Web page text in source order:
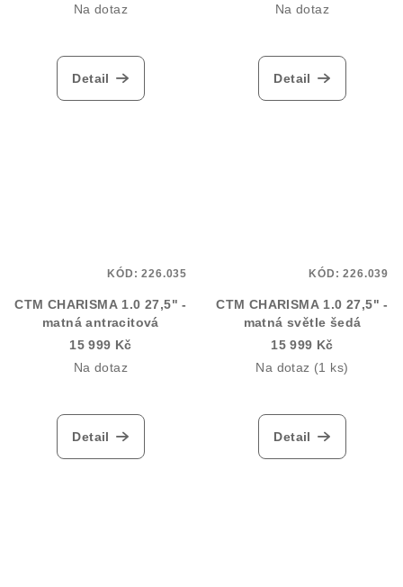
Na dotaz
Detail
Na dotaz
Detail
CTM CHARISMA 1.0 27,5" -
matná antracitová
15 999 Kč
Na dotaz
Detail
KÓD:226.035
CTM CHARISMA 1.0 27,5" -
matná světle šedá
15 999 Kč
Na dotaz (1 ks)
Detail
KÓD:226.039